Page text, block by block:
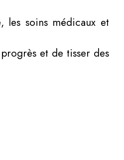
les soins médicaux et
et de tisser des